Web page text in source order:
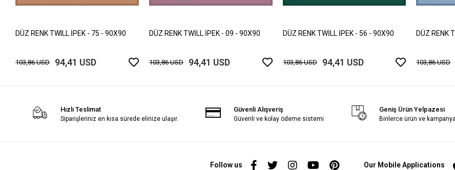
DÜZ RENK TWILL İPEK - 75 - 90X90
103,86 USD 94,41 USD
DÜZ RENK TWİLL İPEK - 09 - 90X90
103,86 USD 94,41 USD
DÜZ RENK TWİLL İPEK - 56 - 90X90
103,86 USD 94,41 USD
DÜZ RENK
103,86 USD
Hızlı Teslimat
Siparişleriniz en kısa sürede elinize ulaşır.
Güvenli Alışveriş
Güvenli ve kolay ödeme sistemi
Geniş Ürün Yelpazesi
Binlerce ürün ve
Follow us Our Mobile Applications